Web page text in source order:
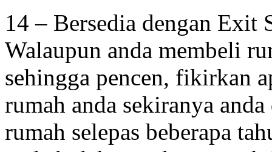
14 – Bersedia dengan Exit
Walaupun anda membeli
sehingga pencen, fikirkan
rumah anda sekiranya
rumah selepas beberapa